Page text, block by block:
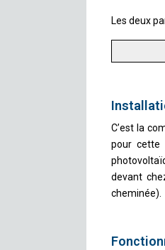
Les deux
C’est la
pour cette
devant
cheminée).